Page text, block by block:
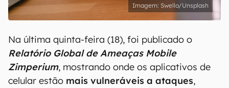
Swello/Unsplash
Na última quinta-feira (18), foi publicado o
Relatório Global de Ameaças Mobile
Zimperium, mostrando onde os aplicativos de
celular estão mais vulneráveis a ataques,